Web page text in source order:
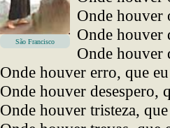
São Francisco
Onde houver
Onde houver
Onde houver
Onde houver erro, que
Onde houver desespero,
Onde houver tristeza,